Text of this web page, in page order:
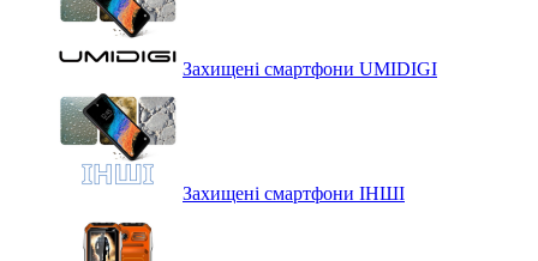
Захищені смартфони UMIDIGI
Захищені смартфони ІНШІ